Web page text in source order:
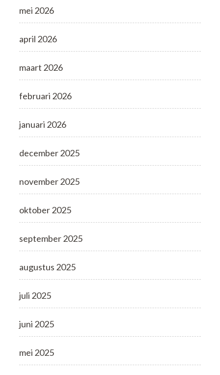
mei 2026
april 2026
maart 2026
februari 2026
januari 2026
december 2025
november 2025
oktober 2025
september 2025
augustus 2025
juli 2025
juni 2025
mei 2025